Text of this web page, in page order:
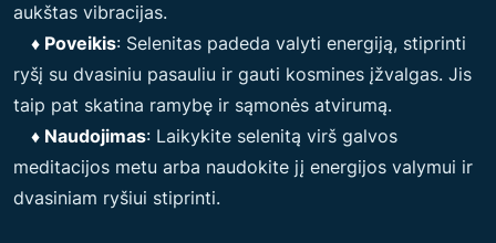
aukštas vibracijas.
♦ Poveikis: Selenitas padeda valyti energiją, stiprinti
ryšį su dvasiniu pasauliu ir gauti kosmines įžvalgas. Jis
taip pat skatina ramybę ir sąmonės atvirumą.
♦ Naudojimas: Laikykite selenitą virš galvos
meditacijos metu arba naudokite jį energijos valymui ir
dvasiniam ryšiui stiprinti.